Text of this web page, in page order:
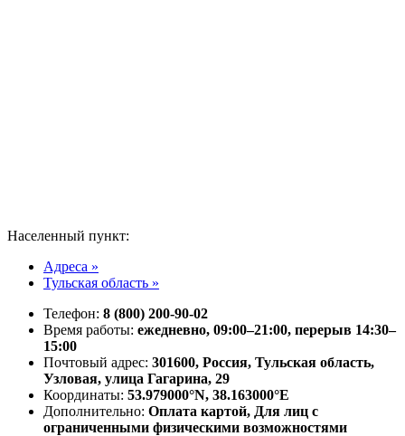
Населенный пункт:
Адреса »
Тульская область »
Телефон: 8 (800) 200-90-02
Время работы: ежедневно, 09:00–21:00, перерыв 14:30–
15:00
Почтовый адрес: 301600, Россия, Тульская область,
Узловая, улица Гагарина, 29
Координаты: 53.979000°N, 38.163000°E
Дополнительно: Оплата картой, Для лиц с
ограниченными физическими возможностями